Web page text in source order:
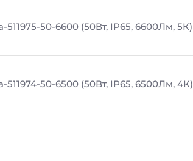
511975-50-6600 (50Вт, IP65, 6600Лм, 5К)
511974-50-6500 (50Вт, IP65, 6500Лм, 4К)